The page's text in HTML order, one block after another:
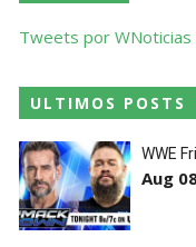
Tweets por WNoticias
ULTIMOS POSTS
WWE
Aug